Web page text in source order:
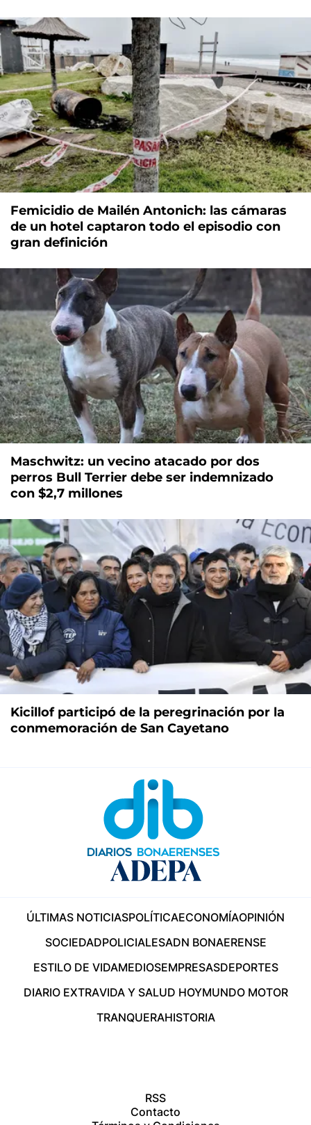
Femicidio de Mailén Antonich: las cámaras
de un hotel captaron todo el episodio con
gran definición
Maschwitz: un vecino atacado por dos
perros Bull Terrier debe ser indemnizado
con $2,7 millones
Kicillof participó de la peregrinación por la
conmemoración de San Cayetano
ÚLTIMAS NOTICIASPOLÍTICAECONOMÍAOPINIÓN
SOCIEDADPOLICIALESADN BONAERENSE
ESTILO DE VIDAMEDIOSEMPRESASDEPORTES
DIARIO EXTRAVIDA Y SALUD HOYMUNDO MOTOR
TRANQUERAHISTORIA
RSS
Contacto